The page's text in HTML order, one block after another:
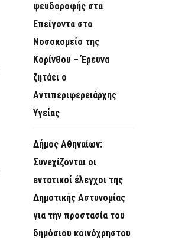
ψευδοροφής στα
Επείγοντα στο
Νοσοκομείο της
Κορίνθου – Έρευνα
ζητάει ο
Αντιπεριφερειάρχης
Υγείας
Δήμος Αθηναίων:
Συνεχίζονται οι
εντατικοί έλεγχοι της
Δημοτικής Αστυνομίας
για την προστασία του
δημόσιου κοινόχρηστου